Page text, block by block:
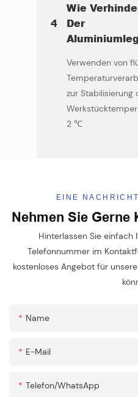
4
Wie
Der
Verwenden von
zur Stabilisierung
2 ℃
EINE
Nehmen Sie Gerne
Hinterlassen Sie
Telefonnummer im
kostenloses Angebot für
Name
E-Mail
Telefon/WhatsApp